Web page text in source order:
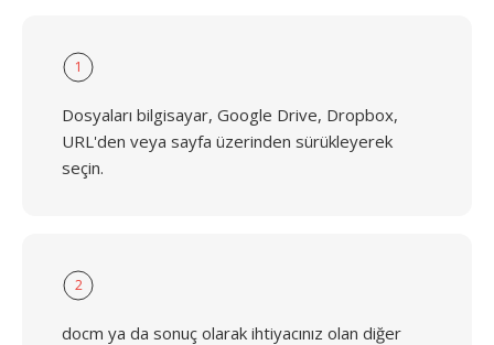
1
Dosyaları bilgisayar, Google Drive, Dropbox,
URL'den veya sayfa üzerinden sürükleyerek
seçin.
2
docm ya da sonuç olarak ihtiyacınız olan diğer